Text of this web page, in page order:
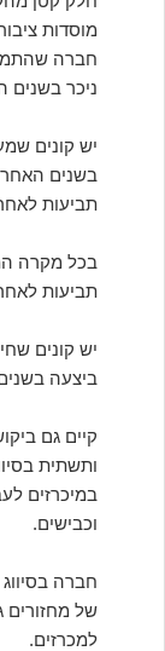
מוסדות
חברה
ניכר בשנים
יש קונים
בשנים
תביעות
בכל מקרה
תביעות
יש קונים
ביצעה
קיים גם
במיכרזים
וכבישים.
של מחזורים
למכרזים.